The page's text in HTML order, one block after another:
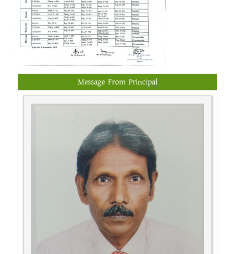
Message From Principal